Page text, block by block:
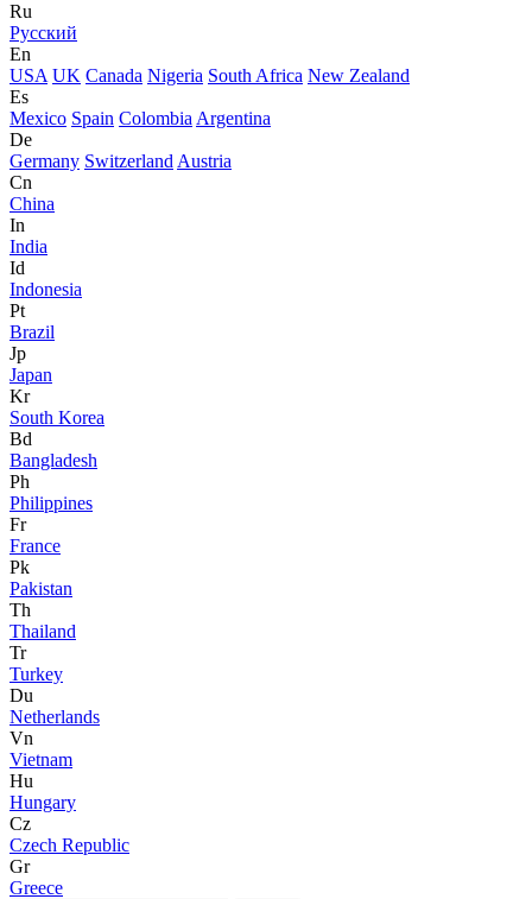
Ru
Русский
En
USA UK Canada Nigeria South Africa New Zealand
Es
Mexico Spain Colombia Argentina
De
Germany Switzerland Austria
Cn
China
In
India
Id
Indonesia
Pt
Brazil
Jp
Japan
Kr
South Korea
Bd
Bangladesh
Ph
Philippines
Fr
France
Pk
Pakistan
Th
Thailand
Tr
Turkey
Du
Netherlands
Vn
Vietnam
Hu
Hungary
Cz
Czech Republic
Gr
Greece